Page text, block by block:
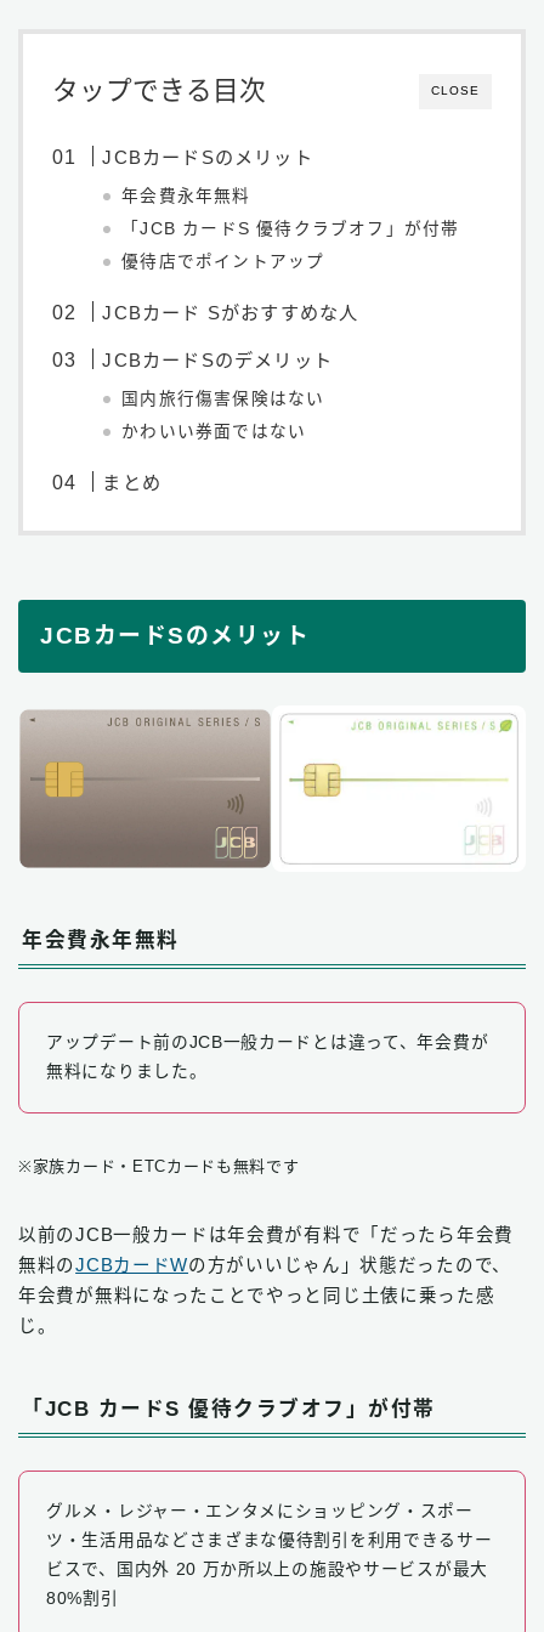
CLOSE
タップできる目次
JCBカードSのメリット
年会費永年無料
「JCB カードS 優待クラブオフ」が付帯
優待店でポイントアップ
JCBカード Sがおすすめな人
JCBカードSのデメリット
国内旅行傷害保険はない
かわいい券面ではない
まとめ
JCBカードSのメリット
年会費永年無料
アップデート前のJCB一般カードとは違って、年会費が
無料になりました。
※家族カード・ETCカードも無料です
以前のJCB一般カードは年会費が有料で「だったら年会費
無料のJCBカードWの方がいいじゃん」状態だったので、
年会費が無料になったことでやっと同じ土俵に乗った感
じ。
「JCB カードS 優待クラブオフ」が付帯
グルメ・レジャー・エンタメにショッピング・スポー
ツ・生活用品などさまざまな優待割引を利用できるサー
ビスで、国内外 20 万か所以上の施設やサービスが最大
80%割引